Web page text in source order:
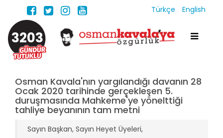
Türkçe English
3203
Osman Kavala'nın yargılandığı davanın 28
Ocak 2020 tarihinde gerçekleşen 5.
duruşmasında Mahkeme'ye yönelttiği
tahliye beyanının tam metni
Sayın Başkan, Sayın Heyet Üyeleri,